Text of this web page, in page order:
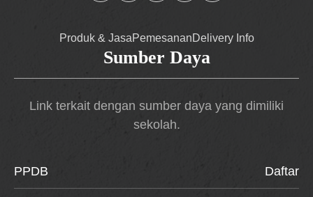
Produk & JasaPemesananDelivery Info
Sumber Daya
Link terkait dengan sumber daya yang dimiliki
sekolah.
PPDB Daftar